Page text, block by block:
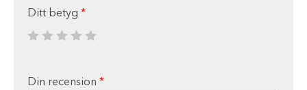
Ditt betyg *
Din recension *